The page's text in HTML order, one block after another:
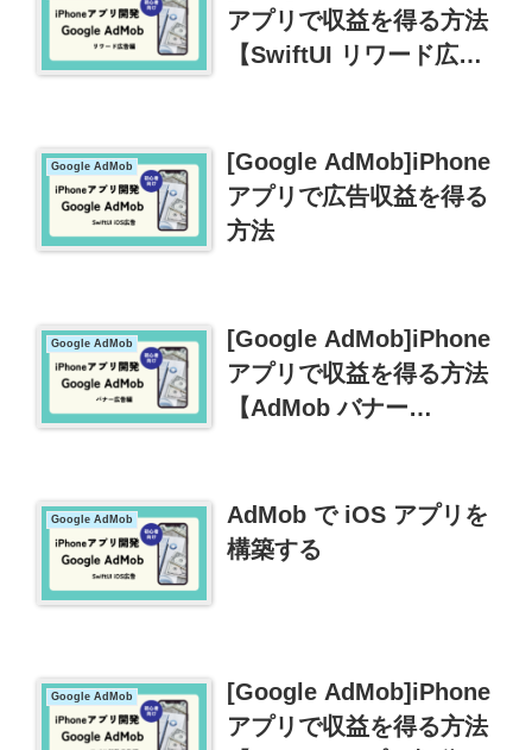
アプリで収益を得る方法
【SwiftUI リワード広告
Google AdMob
[Google AdMob]iPhone
アプリで広告収益を得る
方法
Google AdMob
[Google AdMob]iPhone
アプリで収益を得る方法
【AdMob バナー
Google AdMob
AdMob で iOS アプリを
構築する
Google AdMob
[Google AdMob]iPhone
アプリで収益を得る方法